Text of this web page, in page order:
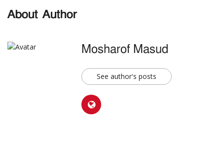
About Author
Mosharof Masud
See author's posts